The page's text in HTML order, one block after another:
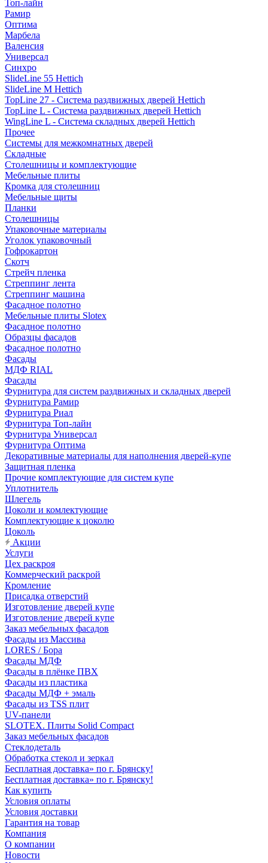
Топ-лайн
Рамир
Оптима
Марбела
Валенсия
Универсал
Синхро
SlideLine 55 Hettich
SlideLine M Hettich
TopLine 27 - Система раздвижных дверей Hettich
TopLine L - Система раздвижных дверей Hettich
WingLine L - Система складных дверей Hettich
Прочее
Системы для межкомнатных дверей
Складные
Столешницы и комплектующие
Мебельные плиты
Кромка для столешниц
Мебельные щиты
Планки
Столешницы
Упаковочные материалы
Уголок упаковочный
Гофрокартон
Скотч
Стрейч пленка
Стреппинг лента
Стреппинг машина
Фасадное полотно
Мебельные плиты Slotex
Фасадное полотно
Образцы фасадов
Фасадное полотно
Фасады
МДФ RIAL
Фасады
Фурнитура для систем раздвижных и складных дверей
Фурнитура Рамир
Фурнитура Риал
Фурнитура Топ-лайн
Фурнитура Универсал
Фурнитура Оптима
Декоративные материалы для наполнения дверей-купе
Защитная пленка
Прочие комплектующие для систем купе
Уплотнитель
Шлегель
Цоколи и комлектующие
Комплектующие к цоколю
Цоколь
Акции
Услуги
Цех раскроя
Коммерческий раскрой
Кромление
Присадка отверстий
Изготовление дверей купе
Изготовление дверей купе
Заказ мебельных фасадов
Фасады из Массива
LORES / Бора
Фасады МДФ
Фасады в плёнке ПВХ
Фасады из пластика
Фасады МДФ + эмаль
Фасады из TSS плит
UV-панели
SLOTEX. Плиты Solid Compact
Заказ мебельных фасадов
Стеклодеталь
Обработка стекол и зеркал
Бесплатная доставка» по г. Брянску!
Бесплатная доставка» по г. Брянску!
Как купить
Условия оплаты
Условия доставки
Гарантия на товар
Компания
О компании
Новости